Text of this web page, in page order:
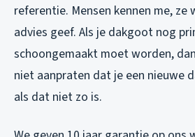
referentie. Mensen kennen me,
advies geef. Als je dakgoot nog
schoongemaakt moet worden,
niet aanpraten dat je een nieuwe
als dat niet zo is.